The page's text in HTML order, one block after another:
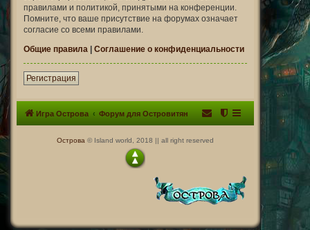
правилами и политикой, принятыми на конференции.
Помните, что ваше присутствие на форумах означает
согласие со всеми правилами.
Общие правила | Соглашение о конфиденциальности
Регистрация
Игра Острова Форум для Островитян
Острова © Island world, 2018 || all right reserved